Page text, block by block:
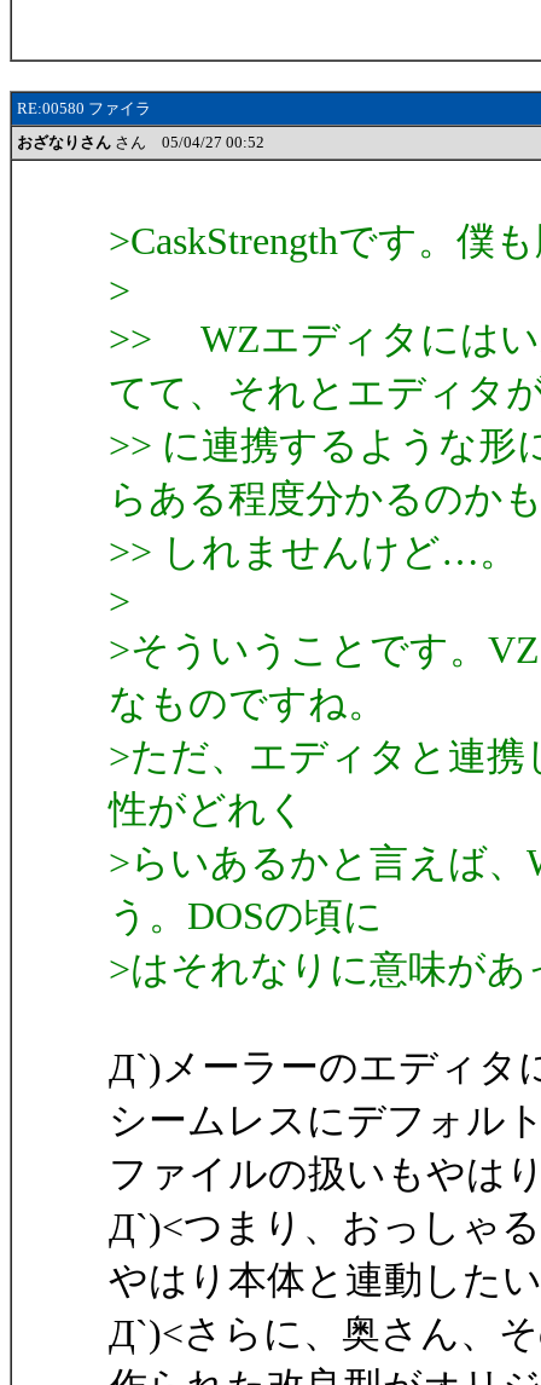
RE:00580 ファイラ
おざなりさん さん 05/04/27 00:52
>CaskStrengthです。僕
>
>> WZエディタにはい
てて、それとエディタ
>> に連携するような形
らある程度分かるのか
>> しれませんけど…。
>
>そういうことです。
なものですね。
>ただ、エディタと連
性がどれく
>らいあるかと言えば、
う。DOSの頃に
>はそれなりに意味が
Д`)メーラーのエディタ
シームレスにデフォル
ファイルの扱いもやは
Д`)<つまり、おっしゃ
やはり本体と連動した
Д`)<さらに、奥さん、